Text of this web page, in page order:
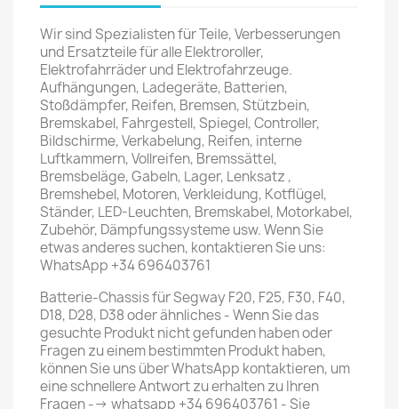
Wir sind Spezialisten für Teile, Verbesserungen
und Ersatzteile für alle Elektroroller,
Elektrofahrräder und Elektrofahrzeuge.
Aufhängungen, Ladegeräte, Batterien,
Stoßdämpfer, Reifen, Bremsen, Stützbein,
Bremskabel, Fahrgestell, Spiegel, Controller,
Bildschirme, Verkabelung, Reifen, interne
Luftkammern, Vollreifen, Bremssättel,
Bremsbeläge, Gabeln, Lager, Lenksatz ,
Bremshebel, Motoren, Verkleidung, Kotflügel,
Ständer, LED-Leuchten, Bremskabel, Motorkabel,
Zubehör, Dämpfungssysteme usw. Wenn Sie
etwas anderes suchen, kontaktieren Sie uns:
WhatsApp +34 696403761
Batterie-Chassis für Segway F20, F25, F30, F40,
D18, D28, D38 oder ähnliches - Wenn Sie das
gesuchte Produkt nicht gefunden haben oder
Fragen zu einem bestimmten Produkt haben,
können Sie uns über WhatsApp kontaktieren, um
eine schnellere Antwort zu erhalten zu Ihren
Fragen --> whatsapp +34 696403761 - Sie